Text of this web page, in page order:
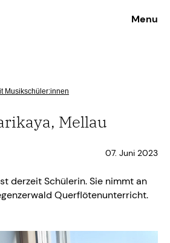
Menu
Musikschüler:innen
Mellau
07. Juni 2023
derzeit Schülerin. Sie nimmt an
Querflötenunterricht.